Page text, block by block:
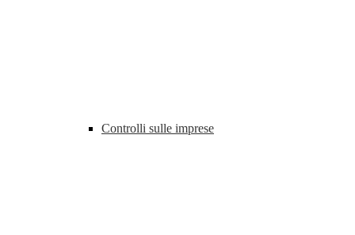
Controlli sulle imprese